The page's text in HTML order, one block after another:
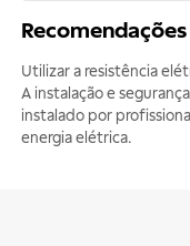
Recomendações
Utilizar a resistência
A instalação e
instalado por
energia elétrica.